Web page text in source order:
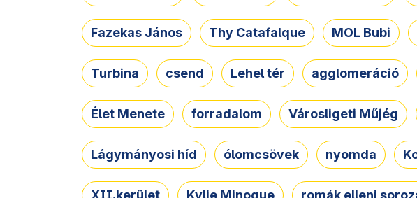
Fazekas János Thy Catafalque MOL Bubi
Turbina csend Lehel tér agglomeráció
Élet Menete forradalom Városligeti Műjég
Lágymányosi híd ólomcsövek nyomda
XII.kerület Kylie Minogue romák elleni